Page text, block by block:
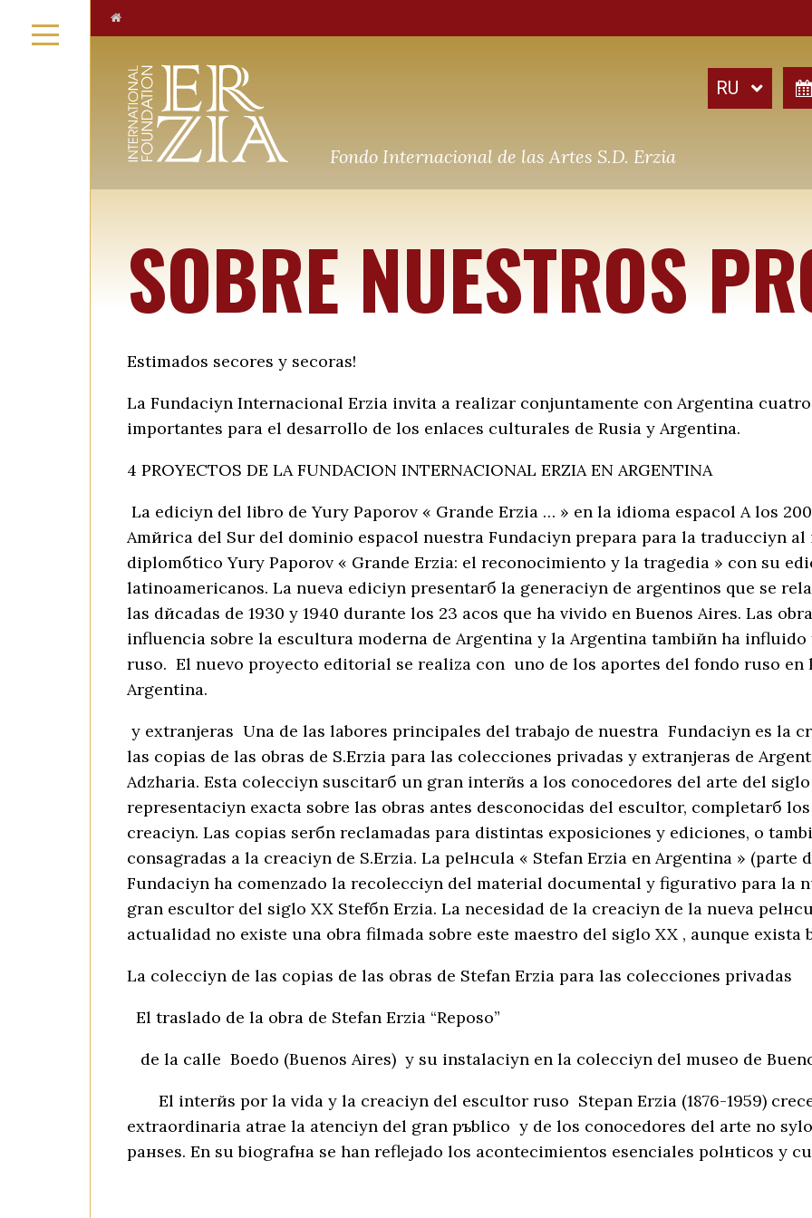
Fondo Internacional de las Artes S.D. Erzia
SOBRE NUESTROS
Estimados seсores y seсoras!
La Fundaciуn Internacional Erzia invita a realizar conjuntamente con Argentina
importantes para el desarrollo de los enlaces culturales de Rusia y Argentina.
4 PROYECTOS DE LA FUNDACION INTERNACIONAL ERZIA EN ARGENTINA
La ediciуn del libro de Yury Paporov « Grande Erzia … » en la idioma espaсol A los
Amйrica del Sur del dominio espaсol nuestra Fundaciуn prepara para la traducciуn
diplomбtico Yury Paporov « Grande Erzia: el reconocimiento y la tragedia » con su
latinoamericanos. La nueva ediciуn presentarб la generaciуn de argentinos que se
las dйcadas de 1930 y 1940 durante los 23 aсos que ha vivido en Buenos Aires. Las
influencia sobre la escultura moderna de Argentina y la Argentina tambiйn ha
ruso. El nuevo proyecto editorial se realiza con uno de los aportes del fondo ruso
Argentina.
y extranjeras Una de las labores principales del trabajo de nuestra Fundaciуn es la
las copias de las obras de S.Erzia para las colecciones privadas y extranjeras de
Adzharia. Esta colecciуn suscitarб un gran interйs a los conocedores del arte del
representaciуn exacta sobre las obras antes desconocidas del escultor, completarб
creaciуn. Las copias serбn reclamadas para distintas exposiciones y ediciones, o
consagradas a la creaciуn de S.Erzia. La pelнcula « Stefan Erzia en Argentina »
Fundaciуn ha comenzado la recolecciуn del material documental y figurativo para la
gran escultor del siglo XX Stefбn Erzia. La necesidad de la creaciуn de la nueva
actualidad no existe una obra filmada sobre este maestro del siglo XX , aunque
La colecciуn de las copias de las obras de Stefan Erzia para las colecciones privadas
El traslado de la obra de Stefan Erzia “Reposo”
de la calle Boedo (Buenos Aires) y su instalaciуn en la colecciуn del museo de
El interйs por la vida y la creaciуn del escultor ruso Stepan Erzia (1876-1959)
extraordinaria atrae la atenciуn del gran pъblico y de los conocedores del arte no
paнses. En su biografнa se han reflejado los acontecimientos esenciales polнticos y